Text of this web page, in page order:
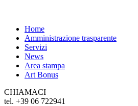
Home
Amministrazione trasparente
Servizi
News
Area stampa
Art Bonus
CHIAMACI
tel. +39 06 722941